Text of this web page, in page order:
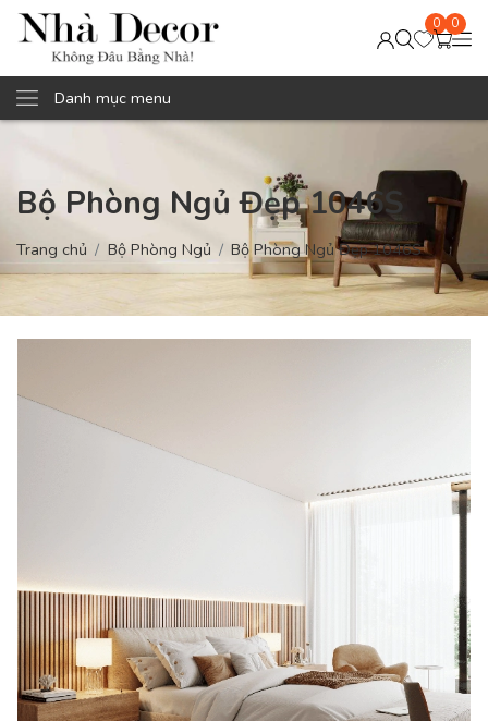
0 0
Danh mục menu
Bộ Phòng Ngủ Đẹp 1046S
Trang chủ Bộ Phòng Ngủ Bộ Phòng Ngủ Đẹp 1046S